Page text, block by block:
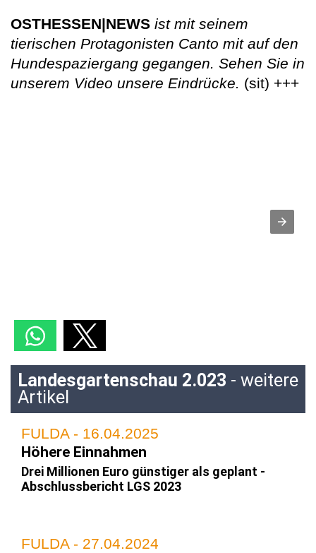
OSTHESSEN|NEWS ist mit seinem
tierischen Protagonisten Canto mit auf den
Hundespaziergang gegangen. Sehen Sie in
unserem Video unsere Eindrücke.
(sit) +++
Landesgartenschau 2.023 - weitere
Artikel
FULDA - 16.04.2025
Höhere Einnahmen
Drei Millionen Euro günstiger als geplant -
Abschlussbericht LGS 2023
FULDA - 27.04.2024